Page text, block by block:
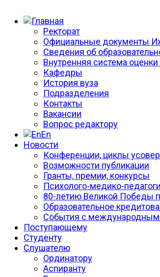
Ректорат
Официальные документы
Сведения об
Внутренняя система оценки
Кафедры
История вуза
Подразделения
Контакты
Вакансии
Вопрос редактору
En
Новости
Конференции, циклы
Возможности публикации
Гранты, премии, конкурсы
Психолого-медико-
80-летию Великой Победы
Образовательное
События с международным
Поступающему
Студенту
Слушателю
Ординатору
Аспиранту